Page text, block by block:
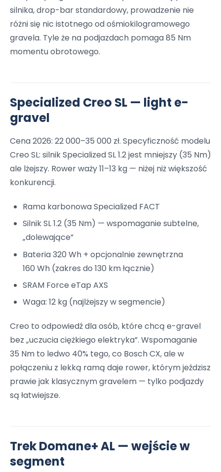
silnika, drop-bar standardowy, prowadzenie nie
różni się nic istotnego od ośmiokilogramowego
gravela. Tyle że na podjazdach pomaga 85 Nm
momentu obrotowego.
Specialized Creo SL — light e-
gravel
Cena 2026: 22 000–35 000 zł. Specyficzność modelu
Creo SL: silnik Specialized SL 1.2 jest mniejszy (35 Nm)
ale lżejszy. Rower waży 11–13 kg — niżej niż większość
konkurencji.
Rama karbonowa Specialized FACT
Silnik SL 1.2 (35 Nm) — wspomaganie subtelne,
„dolewające”
Bateria 320 Wh + opcjonalnie zewnętrzna
160 Wh (zakres do 130 km łącznie)
SRAM Force eTap AXS
Waga: 12 kg (najlżejszy w segmencie)
Creo to odpowiedź dla osób, które chcą e-gravel
bez „uczucia ciężkiego elektryka”. Wspomaganie
35 Nm to ledwo 40% tego, co Bosch CX, ale w
połączeniu z lekką ramą daje rower, którym jeździsz
prawie jak klasycznym gravelem — tylko podjazdy
są łatwiejsze.
Trek Domane+ AL — wejście w
segment